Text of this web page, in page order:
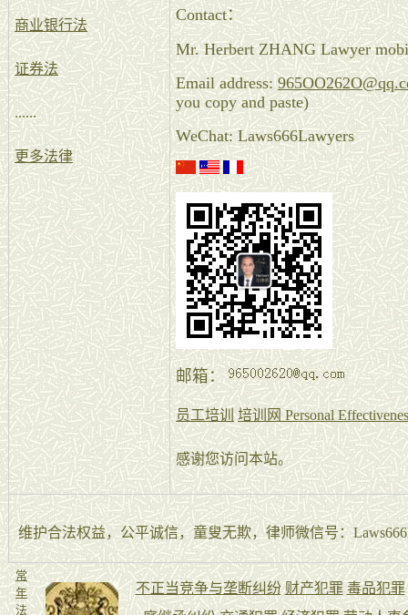
商业银行法
证券法
......
更多法律
Contact：
Mr. Herbert ZHANG Lawyer
Email address:
you copy and paste)
WeChat: Laws666Lawyers
邮箱：
员工培训 培训网 Personal
感谢您访问本站。
维护合法权益，公平诚信，童叟无欺，律师微信号：